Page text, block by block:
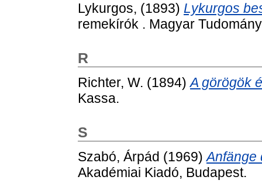
Lykurgos, (1893) Lykurgos
remekírók . Magyar
R
Richter, W. (1894)A görögök
Kassa.
S
Szabó, Árpád (1969)Anfänge
Akadémiai Kiadó, Budapest.